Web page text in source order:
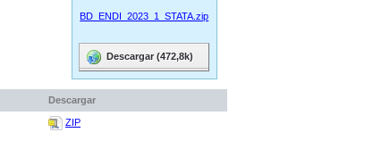
BD_ENDI_2023_1_STATA.zip
Descargar (472,8k)
Descargar
ZIP